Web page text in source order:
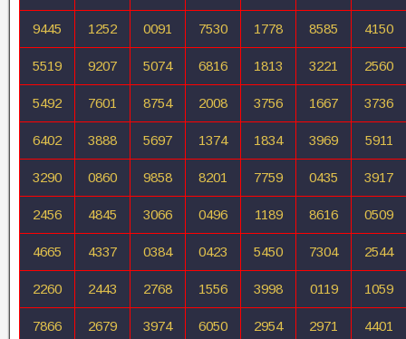
9445 1252 0091 7530 1778 8585 4150
5519 9207 5074 6816 1813 3221 2560
5492 7601 8754 2008 3756 1667 3736
6402 3888 5697 1374 1834 3969 5911
3290 0860 9858 8201 7759 0435 3917
2456 4845 3066 0496 1189 8616 0509
4665 4337 0384 0423 5450 7304 2544
2260 2443 2768 1556 3998 0119 1059
7866 2679 3974 6050 2954 2971 4401